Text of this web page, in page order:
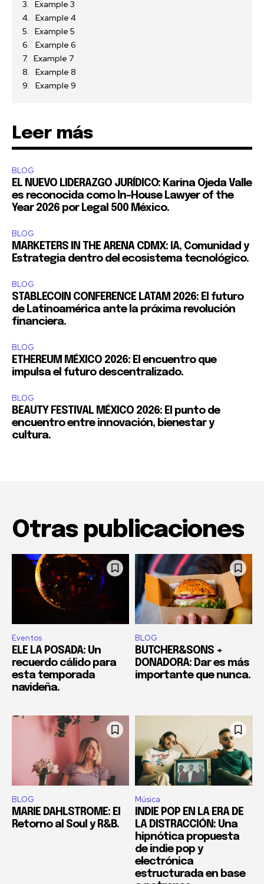
Example 3
Example 4
Example 5
Example 6
Example 7
Example 8
Example 9
Leer más
BLOG
EL NUEVO LIDERAZGO JURÍDICO: Karina Ojeda Valle
es reconocida como In-House Lawyer of the
Year 2026 por Legal 500 México.
BLOG
MARKETERS IN THE ARENA CDMX: IA, Comunidad y
Estrategia dentro del ecosistema tecnológico.
BLOG
STABLECOIN CONFERENCE LATAM 2026: El futuro
de Latinoamérica ante la próxima revolución
financiera.
BLOG
ETHEREUM MÉXICO 2026: El encuentro que
impulsa el futuro descentralizado.
BLOG
BEAUTY FESTIVAL MÉXICO 2026: El punto de
encuentro entre innovación, bienestar y
cultura.
Otras publicaciones
Eventos
ELE LA POSADA: Un
recuerdo cálido para
esta temporada
navideña.
BLOG
BUTCHER&SONS +
DONADORA: Dar es más
importante que nunca.
BLOG
MARIE DAHLSTROME: El
Retorno al Soul y R&B.
Música
INDIE POP EN LA ERA DE
LA DISTRACCIÓN: Una
hipnótica propuesta
de indie pop y
electrónica
estructurada en base